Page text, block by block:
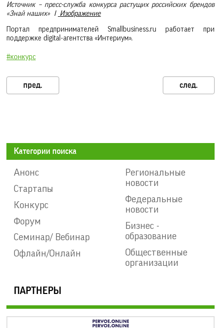
Источник – пресс-служба конкурса растущих российских брендов
«Знай наших» I Изображение
Портал предпринимателей Smallbusiness.ru работает при
поддержке digital-агентства «Интериум».
#конкурс
Категории поиска
Анонс
Стартапы
Конкурс
Форум
Семинар/ Вебинар
Офлайн/Онлайн
Региональные
новости
Федеральные
новости
Бизнес -
образование
Общественные
организации
ПАРТНЕРЫ